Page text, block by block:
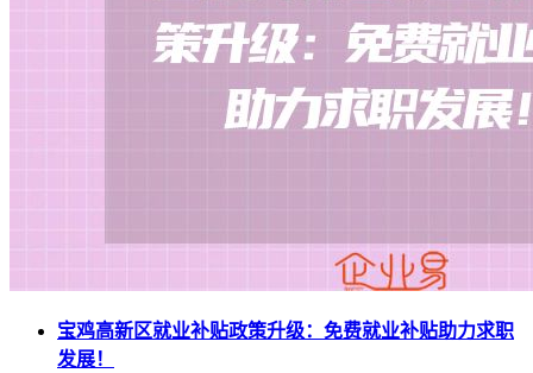
宝鸡高新区就业补贴政策升级：免费就业补贴助力求职
发展！